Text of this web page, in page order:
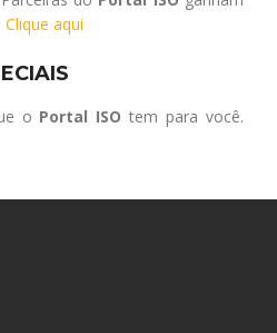
Clique aqui
o Portal ISO tem para você.